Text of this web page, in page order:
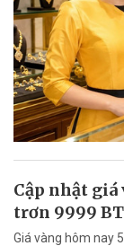
Cập nhật giá
trơn 9999
Giá vàng hôm nay